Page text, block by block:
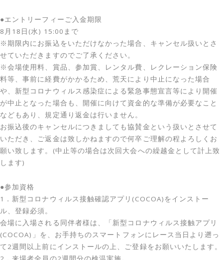
●エントリーフィーご入金期限
8月18日(水) 15:00まで
※期限内にお振込をいただけなかった場合、キャンセル扱いとさ
せていただきますのでご了承ください。
※会場使用料、賞品、参加賞、レンタル費、レクレーション保険
料等、事前に経費がかかるため、荒天により中止になった場合
や、新型コロナウィルス感染症による緊急事態宣言等により開催
が中止となった場合も、開催に向けて資金的な準備が必要なこと
などもあり、規定通り返金は行いません。
お振込後のキャンセルにつきましても協賛金という扱いとさせて
いただき、ご返金は致しかねますので何卒ご理解の程よろしくお
願い致します。(中止等の場合は次回大会への繰越金として計上致
します)
●参加資格
1．新型コロナウィルス接触確認アプリ(COCOA)をインストー
ル、登録必須。
会場に入場される同伴者様は、「新型コロナウィルス接触アプリ
(COCOA)」を、お手持ちのスマートフォンにレース当日より遡っ
て2週間以上前にインストールの上、ご登録をお願いいたします。